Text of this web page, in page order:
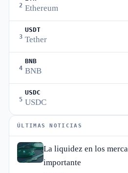
2 Ethereum
3
USDT
Tether
4
BNB
BNB
5
USDC
USDC
ÚLTIMAS NOTICIAS
La liquidez en los
importante